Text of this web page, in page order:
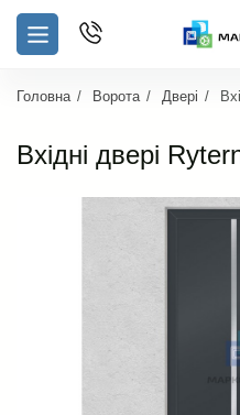
Головна Ворота Двері
Вхідні двері